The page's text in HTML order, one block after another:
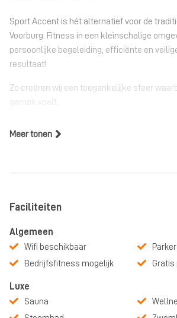
Sport Accent is hét alternatief voor de
Voorburg. Fitness in een kleinschalige
persoonlijke begeleiding, efficiënte en
resultaat!
Zo creëren wij een toegankelijke sfeer
Meer tonen
Faciliteiten
Algemeen
Wifi beschikbaar
Bedrijfsfitness mogelijk
Gratis
Luxe
Sauna